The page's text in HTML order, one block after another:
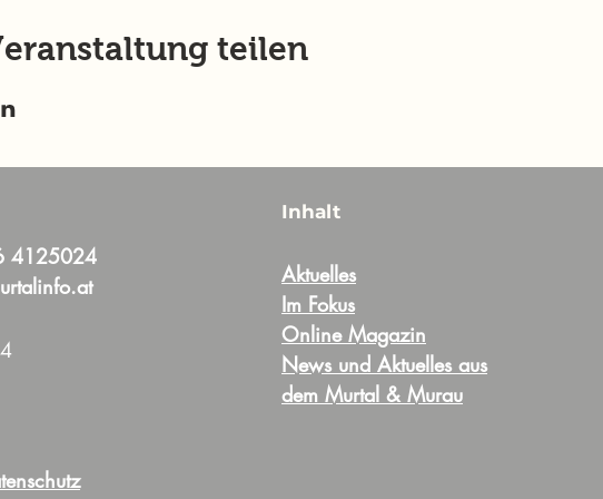
teilen
4125024
Inhalt
Aktuelles
Im Fokus
Online Magazin
News und Aktuelles aus
dem Murtal & Murau